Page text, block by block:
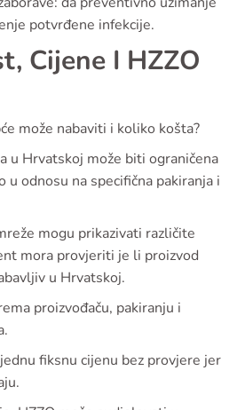
potvrđene infekcije.
Cijene I HZZO
može nabaviti i koliko košta?
u Hrvatskoj može biti ograničena
u odnosu na specifična pakiranja i
mogu prikazivati različite
mora provjeriti je li proizvod
u Hrvatskoj.
proizvođaču, pakiranju i
fiksnu cijenu bez provjere jer